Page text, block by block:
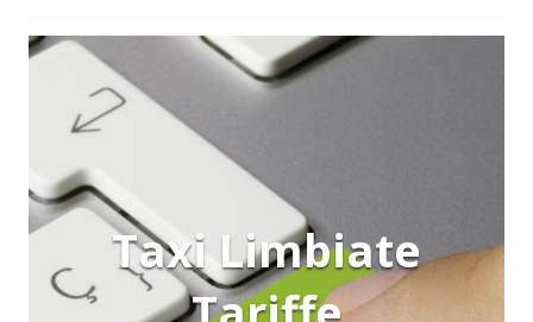
Taxi Limbiate